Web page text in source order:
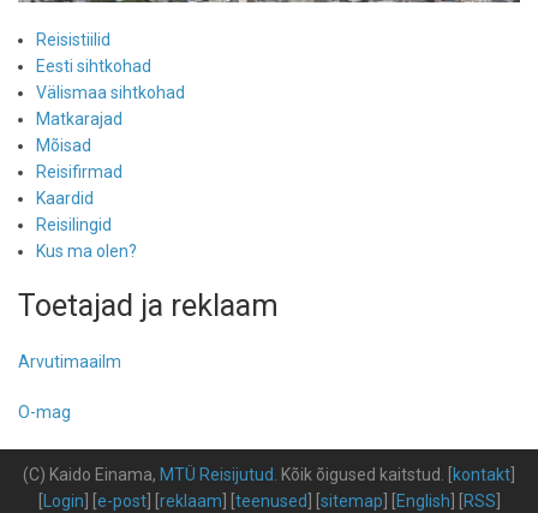
Reisistiilid
Eesti sihtkohad
Välismaa sihtkohad
Matkarajad
Mõisad
Reisifirmad
Kaardid
Reisilingid
Kus ma olen?
Toetajad ja reklaam
Arvutimaailm
O-mag
(C) Kaido Einama, MTÜ Reisijutud Kõik õigused kaitstud kontakt
Login e-post] [ reklaam teenused sitemap English RSS